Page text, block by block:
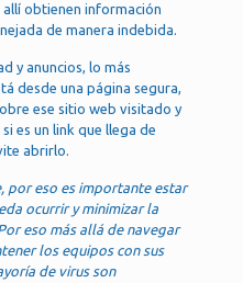
allí obtienen información
de manera indebida.
y anuncios, lo más
desde una página segura,
ese sitio web visitado y
es un link que llega de
abrirlo.
por eso es importante estar
ocurrir y minimizar la
eso más allá de navegar
los equipos con sus
de virus son